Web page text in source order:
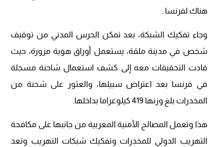
هناك لفرنسا .
وجاء تفكيك الشبكة، بعد تمكن الحرس المدني من توقيف
شخص في مدينة ملقة، يستعمل أوراق هوية مزورة، حيث
قادت التحقيقات معه إلى كشف استعمال شاحنة مسجلة
في فرنسا بعد اعتراض سبيلها، والعثور على شحنة من
المخدرات بلغ وزنها 419 كيلوغراما بداخلها.
هذا وتعمل المصالح الأمنية المغربية من جانبها على مكافحة
التهريب الدولي للمخدرات وتفكيك شبكات التهريب وتعد